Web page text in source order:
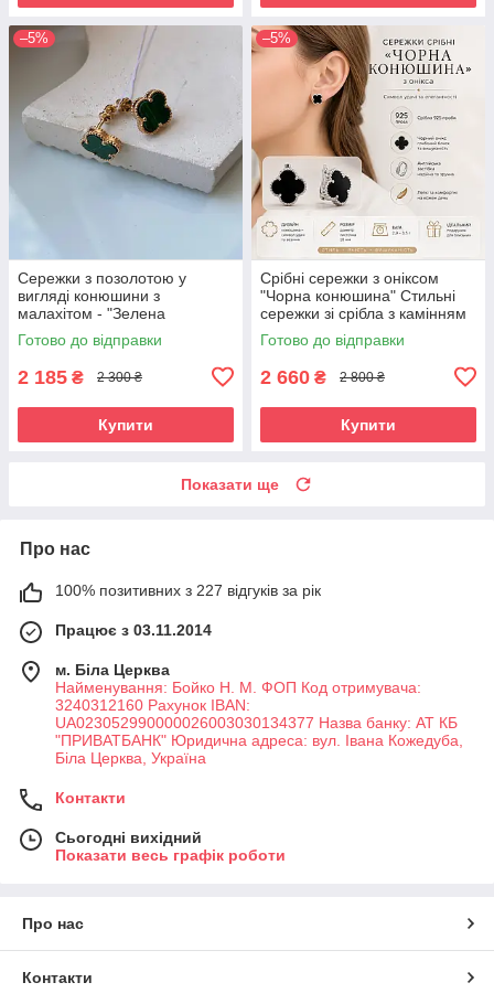
–5%
Сережки з позолотою у
вигляді конюшини з
малахітом - "Зелена
конюшина" (1 см)
Готово до відправки
2 185 ₴ 2 300 ₴
Купити
–5%
Срібні сережки з оніксом
"Чорна конюшина" Стильні
сережки зі срібла з камінням
Готово до відправки
2 660 ₴ 2 800 ₴
Купити
Показати ще
Про нас
100% позитивних з 227 відгуків за рік
Працює з 03.11.2014
м. Біла Церква
Найменування: Бойко Н. М. ФОП Код отримувача:
3240312160 Рахунок IBAN:
UA023052990000026003030134377 Назва банку: АТ КБ
"ПРИВАТБАНК" Юридична адреса: вул. Івана Кожедуба,
Біла Церква, Україна
Контакти
Сьогодні вихідний
Показати весь графік роботи
Про нас
Контакти